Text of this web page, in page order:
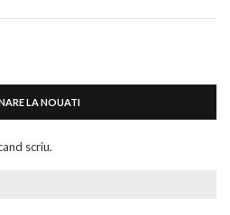
LA NOUATI
scriu.